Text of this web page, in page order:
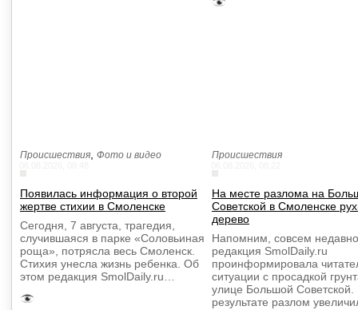
Происшествия Фото и видео
Появилась информация о второй
жертве стихии в Смоленске
Сегодня, 7 августа, трагедия,
случившаяся в парке «Соловьиная
роща», потрясла весь Смоленск.
Стихия унесла жизнь ребенка. Об
этом редакция SmolDaily.ru…
Происшествия
На месте разлома на
Советской в Смоленске
дерево
Напомним, совсем
редакция SmolDaily.ru
проинформировала
ситуации с просадкой
улице Большой Советской.
результате разлом